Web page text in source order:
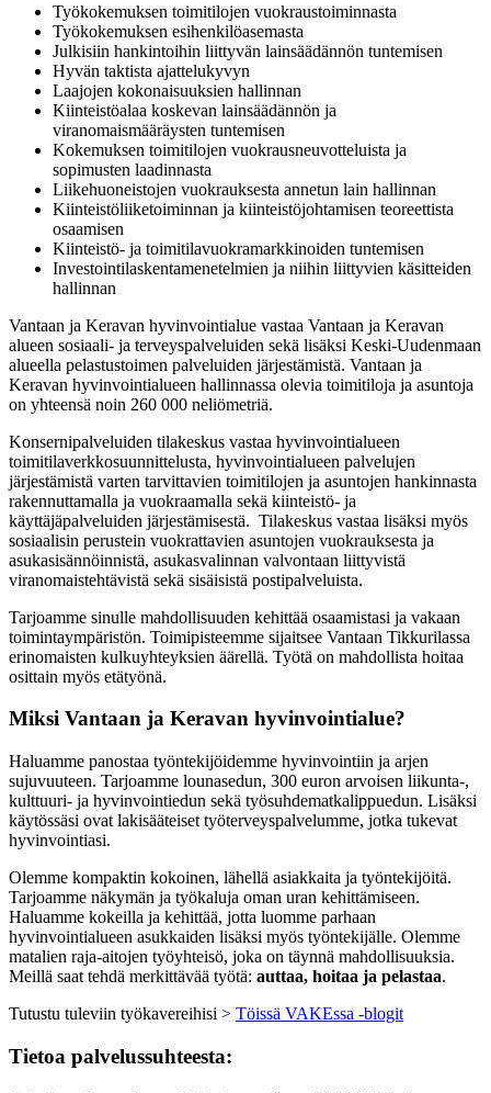
Työkokemuksen toimitilojen vuokraustoiminnasta
Työkokemuksen esihenkilöasemasta
Julkisiin hankintoihin liittyvän lainsäädännön tuntemisen
Hyvän taktista ajattelukyvyn
Laajojen kokonaisuuksien hallinnan
Kiinteistöalaa koskevan lainsäädännön ja
viranomaismääräysten tuntemisen
Kokemuksen toimitilojen vuokrausneuvotteluista ja
sopimusten laadinnasta
Liikehuoneistojen vuokrauksesta annetun lain hallinnan
Kiinteistöliiketoiminnan ja kiinteistöjohtamisen teoreettista
osaamisen
Kiinteistö- ja toimitilavuokramarkkinoiden tuntemisen
Investointilaskentamenetelmien ja niihin liittyvien käsitteiden
hallinnan
Vantaan ja Keravan hyvinvointialue vastaa Vantaan ja Keravan
alueen sosiaali- ja terveyspalveluiden sekä lisäksi Keski-Uudenmaan
alueella pelastustoimen palveluiden järjestämistä. Vantaan ja
Keravan hyvinvointialueen hallinnassa olevia toimitiloja ja asuntoja
on yhteensä noin 260 000 neliömetriä.
Konsernipalveluiden tilakeskus vastaa hyvinvointialueen
toimitilaverkkosuunnittelusta, hyvinvointialueen palvelujen
järjestämistä varten tarvittavien toimitilojen ja asuntojen hankinnasta
rakennuttamalla ja vuokraamalla sekä kiinteistö- ja
käyttäjäpalveluiden järjestämisestä. Tilakeskus vastaa lisäksi myös
sosiaalisin perustein vuokrattavien asuntojen vuokrauksesta ja
asukasisännöinnistä, asukasvalinnan valvontaan liittyvistä
viranomaistehtävistä sekä sisäisistä postipalveluista.
Tarjoamme sinulle mahdollisuuden kehittää osaamistasi ja vakaan
toimintaympäristön. Toimipisteemme sijaitsee Vantaan Tikkurilassa
erinomaisten kulkuyhteyksien äärellä. Työtä on mahdollista hoitaa
osittain myös etätyönä.
Miksi Vantaan ja Keravan hyvinvointialue?
Haluamme panostaa työntekijöidemme hyvinvointiin ja arjen
sujuvuuteen. Tarjoamme lounasedun, 300 euron arvoisen liikunta-,
kulttuuri- ja hyvinvointiedun sekä työsuhdematkalippuedun. Lisäksi
käytössäsi ovat lakisääteiset työterveyspalvelumme, jotka tukevat
hyvinvointiasi.
Olemme kompaktin kokoinen, lähellä asiakkaita ja työntekijöitä.
Tarjoamme näkymän ja työkaluja oman uran kehittämiseen.
Haluamme kokeilla ja kehittää, jotta luomme parhaan
hyvinvointialueen asukkaiden lisäksi myös työntekijälle. Olemme
matalien raja-aitojen työyhteisö, joka on täynnä mahdollisuuksia.
Meillä saat tehdä merkittävää työtä: auttaa, hoitaa ja pelastaa.
Tutustu tuleviin työkavereihisi > Töissä VAKEssa -blogit
Tietoa palvelussuhteesta: